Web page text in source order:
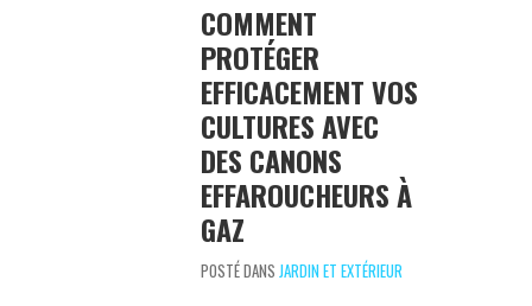
COMMENT
PROTÉGER
EFFICACEMENT VOS
CULTURES AVEC
DES CANONS
EFFAROUCHEURS À
GAZ
POSTÉ DANS JARDIN ET EXTÉRIEUR